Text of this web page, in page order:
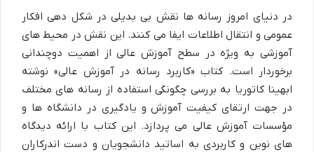
در دنیای امروز رسانه ها نقش بی بدیلی در شکل دهی افکار
عمومی و انتقال اطلاعات ایفا می کنند. این نقش در محیط های
آموزشی به ویژه در سطح آموزش عالی از اهمیت دوچندانی
برخوردار است. کتاب «کاربرد رسانه در آموزش عالی» نوشته
ابهینا کاتوریا به بررسی چگونگی استفاده از رسانه های مختلف
در جهت ارتقای کیفیت آموزش و یادگیری در دانشگاه ها و
مؤسسات آموزش عالی می پردازد. این کتاب با ارائه دیدگاه
های نوین و کاربردی به اساتید دانشجویان و دست اندرکاران